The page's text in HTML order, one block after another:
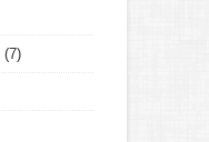
(7)